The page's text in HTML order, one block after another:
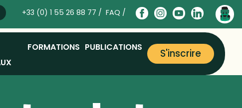
+33 (0) 1 55 26 88 77 / FAQ /
FORMATIONS PUBLICATIONS S'inscrire